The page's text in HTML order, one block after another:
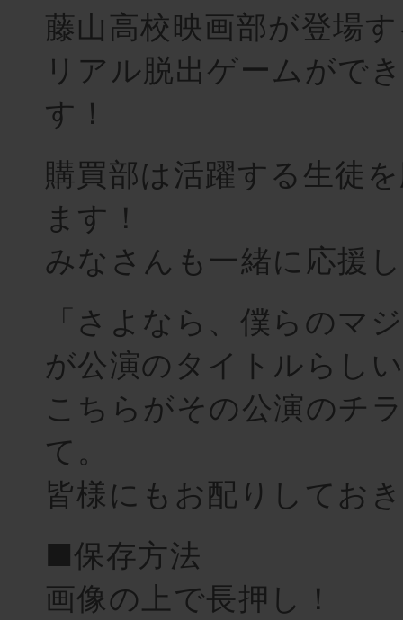
藤山高校映画部が登場
リアル脱出ゲームがで
す！
購買部は活躍する生徒
ます！
みなさんも一緒に応援
「さよなら、僕らのマ
が公演のタイトルらし
こちらがその公演のチ
て。
皆様にもお配りしてお
■保存方法
画像の上で長押し！